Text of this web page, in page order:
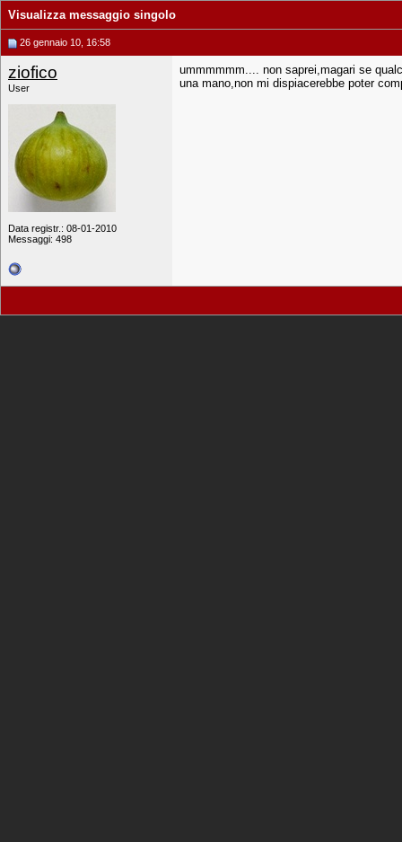
Visualizza messaggio singolo
26 gennaio 10, 16:58
ziofico
User
Data registr.: 08-01-2010
Messaggi: 498
ummmmmm.... non saprei,magari se
una mano,non mi dispiacerebbe poter